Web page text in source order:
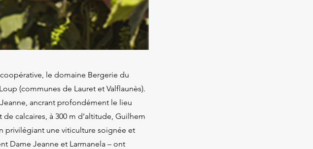
le domaine Bergerie du
(communes de Lauret et Valflaunès).
ancrant profondément le lieu
calcaires, à 300 m d’altitude, Guilhem
privilégiant une viticulture soignée et
Dame Jeanne et Larmanela – ont